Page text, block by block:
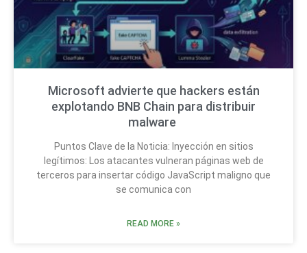
Microsoft advierte que hackers están
explotando BNB Chain para distribuir
malware
Puntos Clave de la Noticia: Inyección en sitios
legítimos: Los atacantes vulneran páginas web de
terceros para insertar código JavaScript maligno que
se comunica con
READ MORE »